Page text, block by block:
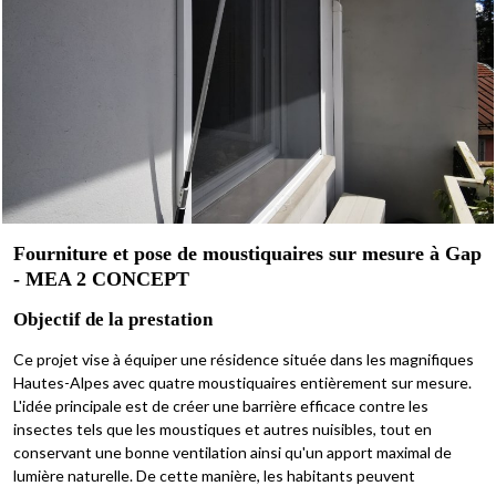
Fourniture et pose de moustiquaires sur mesure à Gap
- MEA 2 CONCEPT
Objectif de la prestation
Ce projet vise à équiper une résidence située dans les magnifiques
Hautes-Alpes avec quatre moustiquaires entièrement sur mesure.
L'idée principale est de créer une barrière efficace contre les
insectes tels que les moustiques et autres nuisibles, tout en
conservant une bonne ventilation ainsi qu'un apport maximal de
lumière naturelle. De cette manière, les habitants peuvent